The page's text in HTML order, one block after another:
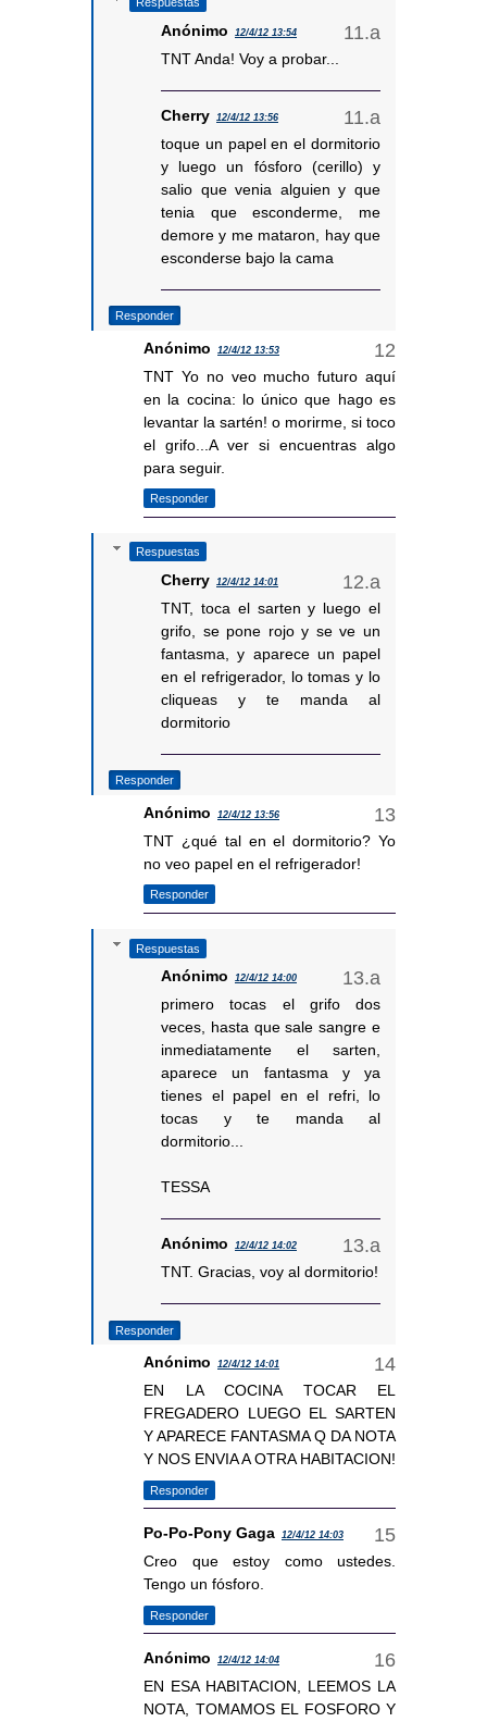
Anónimo 12/4/12 13:54
TNT Anda! Voy a probar...
Cherry 12/4/12 13:56
toque un papel en el dormitorio
y luego un fósforo (cerillo) y
salio que venia alguien y que
tenia que esconderme, me
demore y me mataron, hay que
esconderse bajo la cama
Responder
Anónimo 12/4/12 13:53
TNT Yo no veo mucho futuro aquí
en la cocina: lo único que hago es
levantar la sartén! o morirme, si toco
el grifo...A ver si encuentras algo
para seguir.
Responder
Respuestas
Cherry 12/4/12 14:01
TNT, toca el sarten y luego el
grifo, se pone rojo y se ve un
fantasma, y aparece un papel
en el refrigerador, lo tomas y lo
cliqueas y te manda al
dormitorio
Responder
Anónimo 12/4/12 13:56
TNT ¿qué tal en el dormitorio? Yo
no veo papel en el refrigerador!
Responder
Respuestas
Anónimo 12/4/12 14:00
primero tocas el grifo dos
veces, hasta que sale sangre e
inmediatamente el sarten,
aparece un fantasma y ya
tienes el papel en el refri, lo
tocas y te manda al
dormitorio...
TESSA
Anónimo 12/4/12 14:02
TNT. Gracias, voy al dormitorio!
Responder
Anónimo 12/4/12 14:01
EN LA COCINA TOCAR EL
FREGADERO LUEGO EL SARTEN
Y APARECE FANTASMA Q DA NOTA
Y NOS ENVIA A OTRA HABITACION!
Responder
Po-Po-Pony Gaga 12/4/12 14:03
Creo que estoy como ustedes.
Tengo un fósforo.
Responder
Anónimo 12/4/12 14:04
EN ESA HABITACION, LEEMOS LA
NOTA, TOMAMOS EL FOSFORO Y